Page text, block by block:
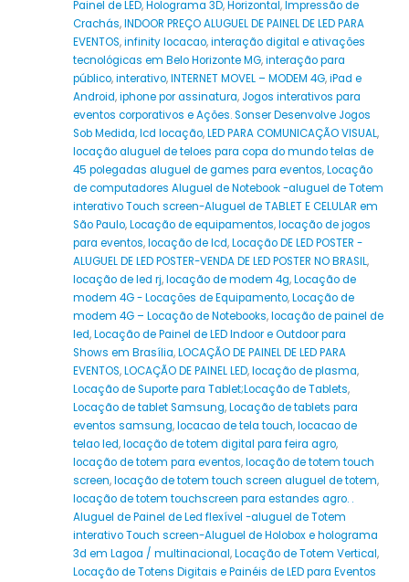
Painel de LED,Holograma 3D,Horizontal,Impressão de
Crachás,INDOOR PREÇO ALUGUEL DE PAINEL DE LED PARA
EVENTOS,infinity locacao,interação digital e ativações
tecnológicas em Belo Horizonte MG,interação para
público,interativo,INTERNET MOVEL – MODEM 4G,iPad e
Android,iphone por assinatura, Jogos interativos para
eventos corporativos e Ações. Sonser Desenvolve Jogos
Sob Medida,lcd locação,LED PARA COMUNICAÇÃO VISUAL,
locação aluguel de teloes para copa do mundo telas de
45 polegadas aluguel de games para eventos,Locação
de computadores Aluguel de Notebook -aluguel de Totem
interativo Touch screen-Aluguel de TABLET E CELULAR em
São Paulo,Locação de equipamentos,locação de jogos
para eventos,locação de lcd,Locação DE LED POSTER -
ALUGUEL DE LED POSTER-VENDA DE LED POSTER NO BRASIL,
locação de led rj,locação de modem 4g,Locação de
modem 4G - Locações de Equipamento,Locação de
modem 4G – Locação de Notebooks,locação de painel de
led,Locação de Painel de LED Indoor e Outdoor para
Shows em Brasília,LOCAÇÃO DE PAINEL DE LED PARA
EVENTOS,LOCAÇÃO DE PAINEL LED,locação de plasma,
Locação de Suporte para Tablet;Locação de Tablets,
Locação de tablet Samsung,Locação de tablets para
eventos samsung,locacao de tela touch,locacao de
telao led,locação de totem digital para feira agro,
locação de totem para eventos,locação de totem touch
screen,locação de totem touch screen aluguel de totem,
locação de totem touchscreen para estandes agro. .
Aluguel de Painel de Led flexível -aluguel de Totem
interativo Touch screen-Aluguel de Holobox e holograma
3d em Lagoa / multinacional,Locação de Totem Vertical,
Locação de Totens Digitais e Painéis de LED para Eventos